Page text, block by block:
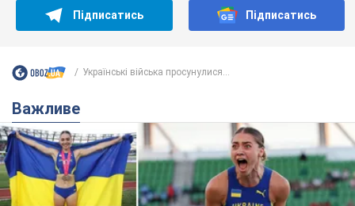
Підписатись Підписатись
Українські війська просунулися...
Важливе